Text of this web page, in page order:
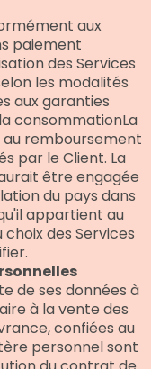
aux
paiement
des Services
les modalités
aux garanties
consommationLa
remboursement
par le Client. La
être engagée
du pays dans
appartient au
des Services
de ses données à
à la vente des
confiées au
personnel sont